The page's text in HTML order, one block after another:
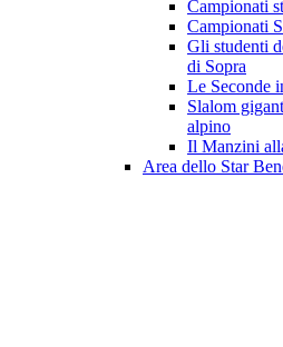
Campionati
Campionati
Gli studenti
di Sopra
Le Seconde
Slalom
alpino
Il Manzini
Area dello Star